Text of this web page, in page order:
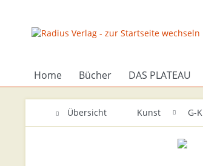
Home Bücher DAS PLATEAU
Übersicht Kunst G-K